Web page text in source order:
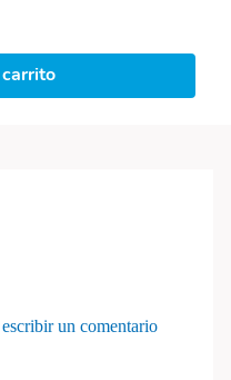
un comentario